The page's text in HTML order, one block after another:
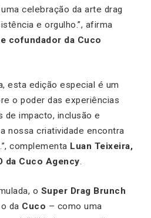
celebração da arte drag
e orgulho.”, afirma
cofundador da Cuco
esta edição especial é um
o poder das experiências
de impacto, inclusão e
nossa criatividade encontra
complementa Luan Teixeira,
da Cuco Agency.
o Super Drag Brunch
da Cuco – como uma